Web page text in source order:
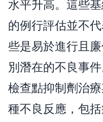
水平升高。這些
的例行評估並不
些是易於進行且
別潛在的不良事
檢查點抑制劑治
種不良反應，包